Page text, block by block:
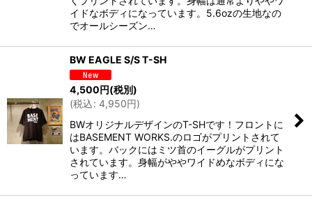
イドなボディになっています。5.6ozの生地なの
でオールシーズン…
BW EAGLE S/S T-SH
4,500円(税別)
(税込: 4,950円)
BWオリジナルデザインのT-SHです！フロントに
はBASEMENT WORKS.のロゴがプリントされて
います。バックにはミツ首のイーグルがプリント
されています。身幅がややワイドめなボディにな
っています…